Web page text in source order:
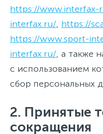
https://www.interfax-
interfax.ru/, https://
https://www.sport-
interfax.ru/, а также
с использованием
сбор персональных
2. Принятые
сокращения